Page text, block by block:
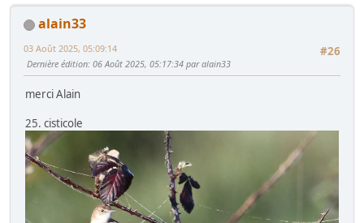
alain33
#26
03 Août 2025, 05:09:14
Dernière édition: 06 Août 2025, 05:17:34 par alain33
merci Alain
25. cisticole